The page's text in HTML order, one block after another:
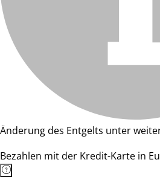
Änderung des Entgelts unter
Bezahlen mit der Kredit-Karte in